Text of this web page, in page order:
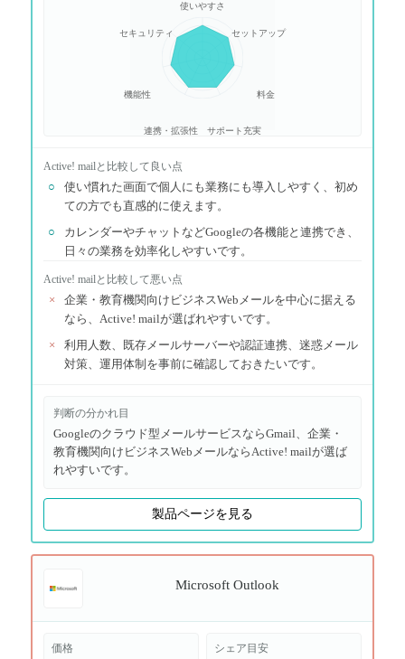
使いやすさ
セットアップ
料金
サポート充実
連携・拡張性
機能性
セキュリティ
Active! mailと比較して良い点
○
使い慣れた画面で個人にも業務にも導入しやすく、初め
ての方でも直感的に使えます。
○
カレンダーやチャットなどGoogleの各機能と連携でき、
日々の業務を効率化しやすいです。
Active! mailと比較して悪い点
×
企業・教育機関向けビジネスWebメールを中心に据える
なら、Active! mailが選ばれやすいです。
×
利用人数、既存メールサーバーや認証連携、迷惑メール
対策、運用体制を事前に確認しておきたいです。
判断の分かれ目
Googleのクラウド型メールサービスならGmail、企業・
教育機関向けビジネスWebメールならActive! mailが選ば
れやすいです。
製品ページを見る
Microsoft Outlook
価格 シェア目安